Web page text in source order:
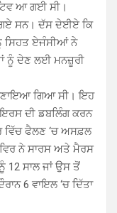
ਆ ਗਈ ਸੀ।
ਸਨ। ਦੱਸ ਦੇਈਏ ਕਿ
ਸਿਹਤ ਏਜੰਸੀਆਂ ਨੇ
ਨੂੰ ਦੇਣ ਲਈ ਮਨਜ਼ੂਰੀ
ਗਿਆ ਸੀ। ਇਹ
ਦੀ ਡਬਲਿੰਗ ਕਰਨ
ਵਿੱਚ ਫੈਲਣ ‘ਚ ਅਸਫ਼ਲ
ਨੇ ਸਾਰਸ ਅਤੇ ਮੈਰਸ
12 ਸਾਲ ਜਾਂ ਉਸ ਤੋਂ
6 ਵਾਇਲ ‘ਚ ਦਿੱਤਾ